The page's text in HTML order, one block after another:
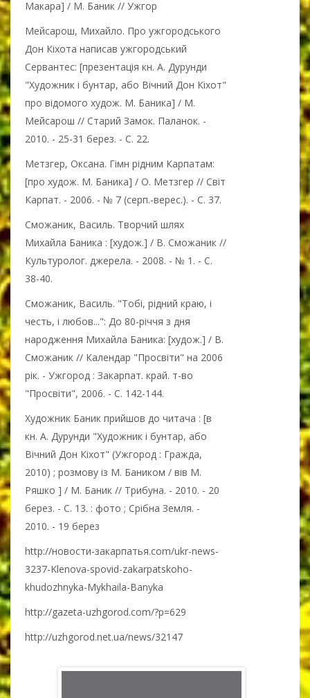
Макара] / М. Баник // Ужгор
Мейсарош, Михайло. Про ужгородського
Дон Кіхота написав ужгородський
Сервантес: [презентація кн. А. Дурунди
"Художник і бунтар, або Вічний Дон Кіхот"
про відомого худож. М. Баника] / М.
Мейсарош // Старий Замок. Паланок. -
2010. - 25-31 берез. - С. 22.
Метзгер, Оксана. Гімн рідним Карпатам:
[про худож. М. Баника] / О. Метзгер // Світ
Карпат. - 2006. - № 7 (серп.-верес.). - С. 37.
Сможаник, Василь. Творчий шлях
Михайла Баника : [худож.] / В. Сможаник //
Культуролог. джерела. - 2008. - № 1. - С.
38-40.
Сможаник, Василь. "Тобі, рідний краю, і
честь, і любов...": До 80-річчя з дня
народження Михайла Баника: [худож.] / В.
Сможаник // Календар "Просвіти" на 2006
рік. - Ужгород : Закарпат. край. т-во
"Просвіти", 2006. - С. 142-144.
Художник Баник прийшов до читача : [в
кн. А. Дурунди "Художник і бунтар, або
Вічний Дон Кіхот" (Ужгород : Гражда,
2010) ; розмову із М. Баником / вів М.
Ряшко ] / М. Баник // Трибуна. - 2010. - 20
берез. - С. 13. : фото ; Срібна Земля. -
2010. - 19 берез
http://новости-закарпатья.com/ukr-news-
3237-Klenova-spovid-zakarpatskoho-
khudozhnyka-Mykhaila-Banyka
http://gazeta-uzhgorod.com/?p=629
http://uzhgorod.net.ua/news/32147